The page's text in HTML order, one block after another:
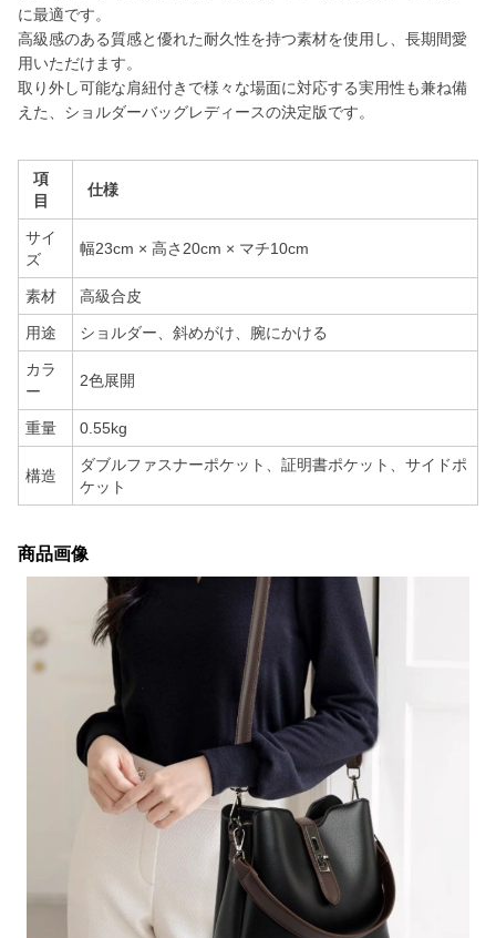
に最適です。
高級感のある質感と優れた耐久性を持つ素材を使用し、長期間愛
用いただけます。
取り外し可能な肩紐付きで様々な場面に対応する実用性も兼ね備
えた、ショルダーバッグレディースの決定版です。
項
目
仕様
サイ
ズ
幅23cm × 高さ20cm × マチ10cm
素材 高級合皮
用途 ショルダー、斜めがけ、腕にかける
カラ
ー
2色展開
重量 0.55kg
構造
ダブルファスナーポケット、証明書ポケット、サイドポ
ケット
商品画像